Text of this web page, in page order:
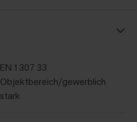
EN 1307 33
Objektbereich/gewerblich
stark